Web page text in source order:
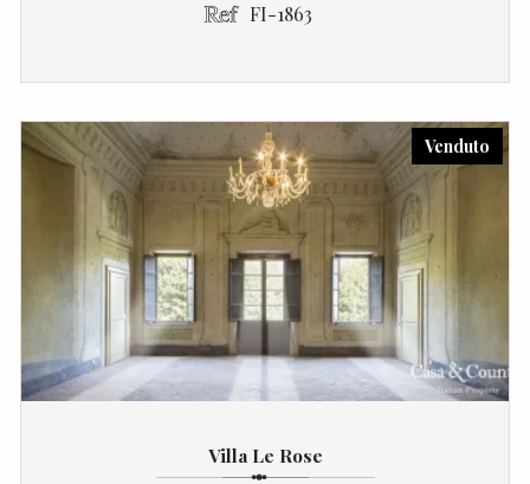
FI-1863
Venduto
Villa Le Rose